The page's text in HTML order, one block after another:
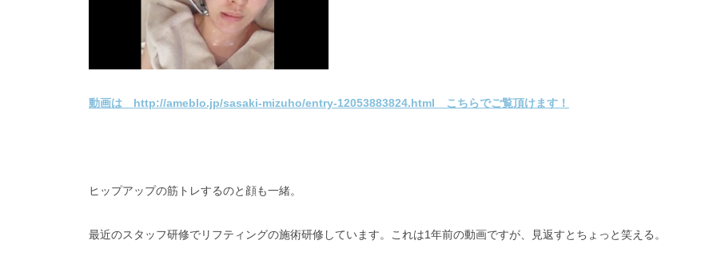
動画は http://ameblo.jp/sasaki-mizuho/entry-12053883824.html こちらでご覧頂けます！
ヒップアップの筋トレするのと顔も一緒。
最近のスタッフ研修でリフティングの施術研修しています。これは1年前の動画ですが、見返すとちょっと笑える。